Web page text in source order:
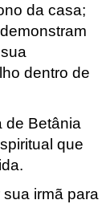
da casa;
dentro de
de Betânia
que
irmã para